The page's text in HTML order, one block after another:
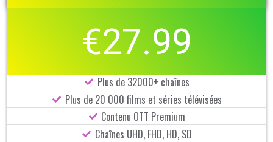
€27.99
Plus de 32000+ chaînes
Plus de 20 000 films et séries télévisées
Contenu OTT Premium
Chaînes UHD, FHD, HD, SD